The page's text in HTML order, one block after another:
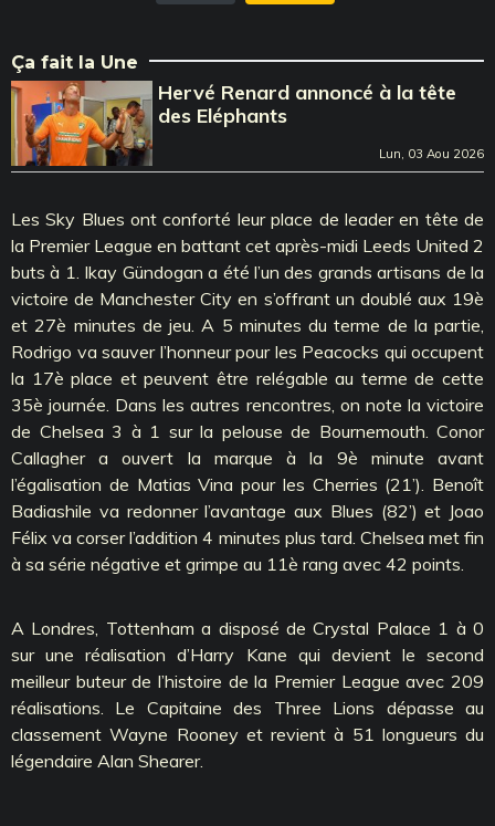
Ça fait la Une
Hervé Renard annoncé à la tête
des Eléphants
Lun, 03 Aou 2026
Les Sky Blues ont conforté leur place de leader en tête de
la Premier League en battant cet après-midi Leeds United 2
buts à 1. Ikay Gündogan a été l’un des grands artisans de la
victoire de Manchester City en s’offrant un doublé aux 19è
et 27è minutes de jeu. A 5 minutes du terme de la partie,
Rodrigo va sauver l’honneur pour les Peacocks qui occupent
la 17è place et peuvent être relégable au terme de cette
35è journée. Dans les autres rencontres, on note la victoire
de Chelsea 3 à 1 sur la pelouse de Bournemouth. Conor
Callagher a ouvert la marque à la 9è minute avant
l’égalisation de Matias Vina pour les Cherries (21’). Benoît
Badiashile va redonner l’avantage aux Blues (82’) et Joao
Félix va corser l’addition 4 minutes plus tard. Chelsea met fin
à sa série négative et grimpe au 11è rang avec 42 points.
A Londres, Tottenham a disposé de Crystal Palace 1 à 0
sur une réalisation d’Harry Kane qui devient le second
meilleur buteur de l’histoire de la Premier League avec 209
réalisations. Le Capitaine des Three Lions dépasse au
classement Wayne Rooney et revient à 51 longueurs du
légendaire Alan Shearer.